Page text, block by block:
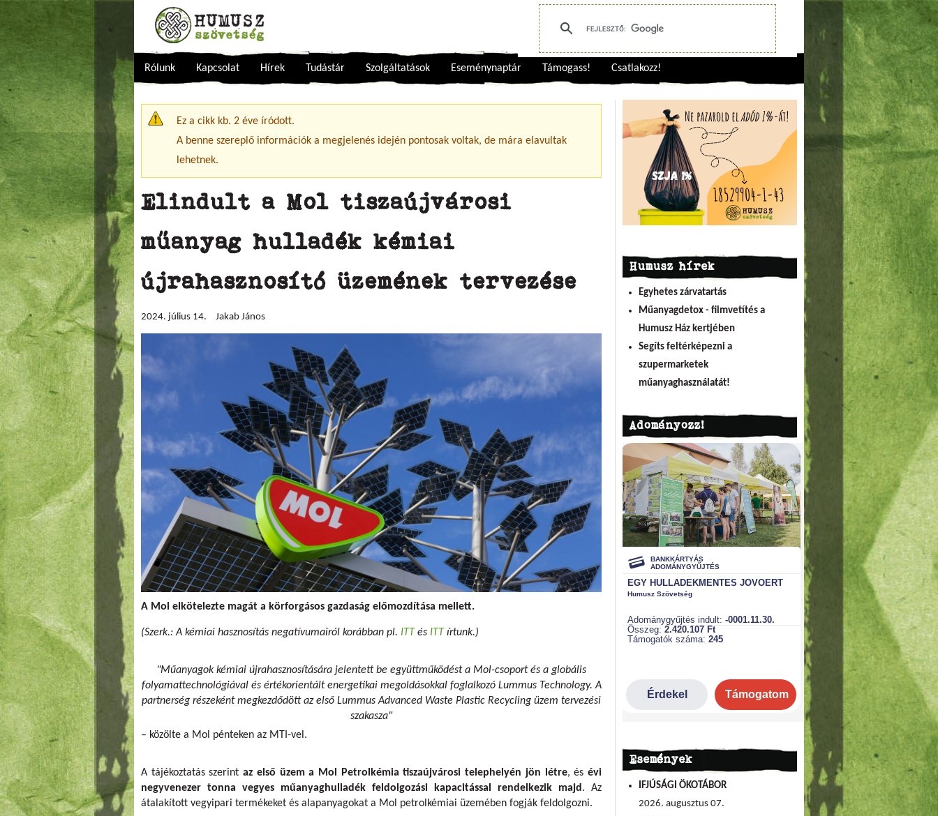
Rólunk Kapcsolat Hírek Tudástár Szolgáltatások Eseménynaptár Támogass! Csatlakozz!
Figyelmeztető üzenet
Ez a cikk kb. 2 éve íródott.
A benne szereplő információk a megjelenés idején pontosak voltak, de mára elavultak
lehetnek.
Elindult a Mol tiszaújvárosi
műanyag hulladék kémiai
újrahasznosító üzemének tervezése
2024. július 14. Jakab János
A Mol elkötelezte magát a körforgásos gazdaság előmozdítása mellett.
(Szerk.: A kémiai hasznosítás negatívumairól korábban pl. ITT és ITT írtunk.)
"Műanyagok kémiai újrahasznosítására jelentett be együttműködést a Mol-csoport és a globális
folyamattechnológiával és értékorientált energetikai megoldásokkal foglalkozó Lummus Technology. A
partnerség részeként megkezdődött az első Lummus Advanced Waste Plastic Recycling üzem tervezési
szakasza"
– közölte a Mol pénteken az MTI-vel.
A tájékoztatás szerintaz első üzem a Mol Petrolkémia tiszaújvárosi telephelyén jön létre, ésévi
negyvenezer tonna vegyes műanyaghulladék feldolgozási kapacitással rendelkezik majd. Az
átalakított vegyipari termékeket és alapanyagokat a Mol petrolkémiai üzemében fogják feldolgozni.
Humusz hírek
Egyhetes zárvatartás
Műanyagdetox - filmvetítés a
Humusz Ház kertjében
Segíts feltérképezni a
szupermarketek
műanyaghasználatát!
Adományozz!
Események
IFJÚSÁGI ÖKOTÁBOR
2026. augusztus 07.